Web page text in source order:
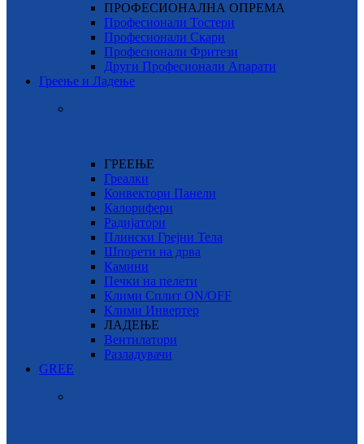
ПРОФЕСИОНАЛНА ОПРЕМА
Професионали Тостери
Професионали Скари
Професионали Фритези
Други Професионали Апарати
Греење и Ладење
ГРЕЕЊЕ
Греалки
Конвектори Панели
Калорифери
Радијатори
Плински Грејни Тела
Шпорети на дрва
Камини
Печки на пелети
Клими Сплит ON/OFF
Клими Инвертер
ЛАДЕЊЕ
Вентилатори
Разладувачи
GREE